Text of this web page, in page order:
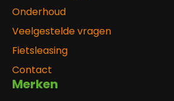
Onderhoud
Veelgestelde vragen
Fietsleasing
Contact
Merken